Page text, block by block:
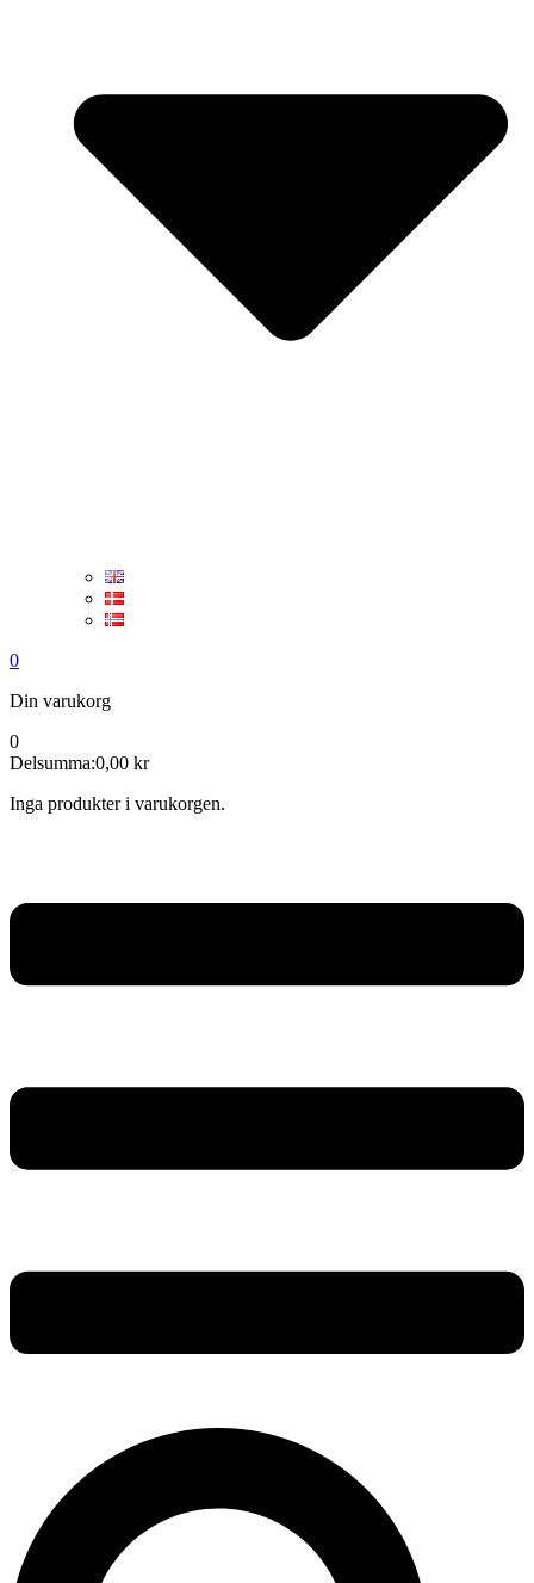
0
Din varukorg
0
Delsumma:0,00 kr
Inga produkter i varukorgen.